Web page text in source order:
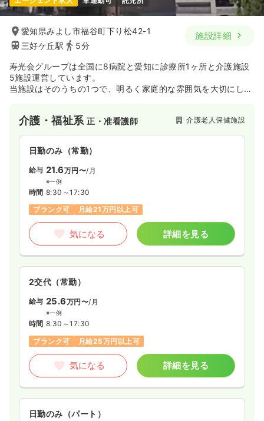
愛知県みよし市福谷町下り松42-1
三好ケ丘駅
5分
施設詳細
寿光会グループは全国に8病院と愛知に診療所1ヶ所と介護施設
5施設運営しています。
当施設はそのうちの1つで、明るく家庭的な雰囲気を大切にし
介護・福祉系正・准看護師 介護老人保健施設
日勤のみ（常勤）
給与 21.6万円〜/月
※一例
時間 8:30～17:30
ブランク可
月給21万円以上可
気になる 詳細を見る
2交代（常勤）
給与 25.6万円〜/月
※一例
時間 8:30～17:30
ブランク可
月給25万円以上可
気になる 詳細を見る
日勤のみ（パート）